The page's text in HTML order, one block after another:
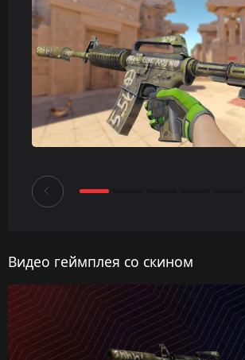
Видео геймплея со скином